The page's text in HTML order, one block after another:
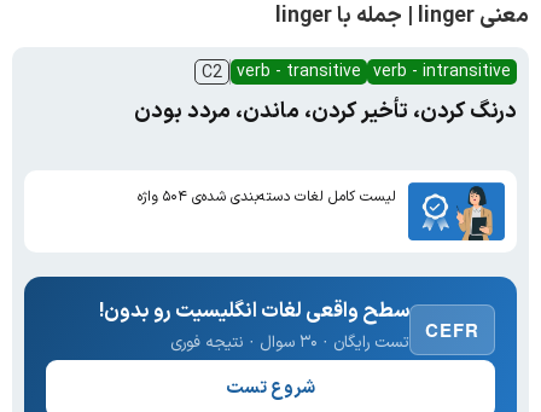
معنی linger | جمله با linger
verb - intransitive
verb - transitive
C2
درنگ کردن، تأخیر کردن، ماندن، مردد بودن
لیست کامل لغات دسته‌بندی شده‌ی ۵۰۴ واژه
CEFR
سطح واقعی لغات انگلیسیت رو بدون!
تست رایگان · ۳۰ سوال · نتیجه فوری
شروع تست